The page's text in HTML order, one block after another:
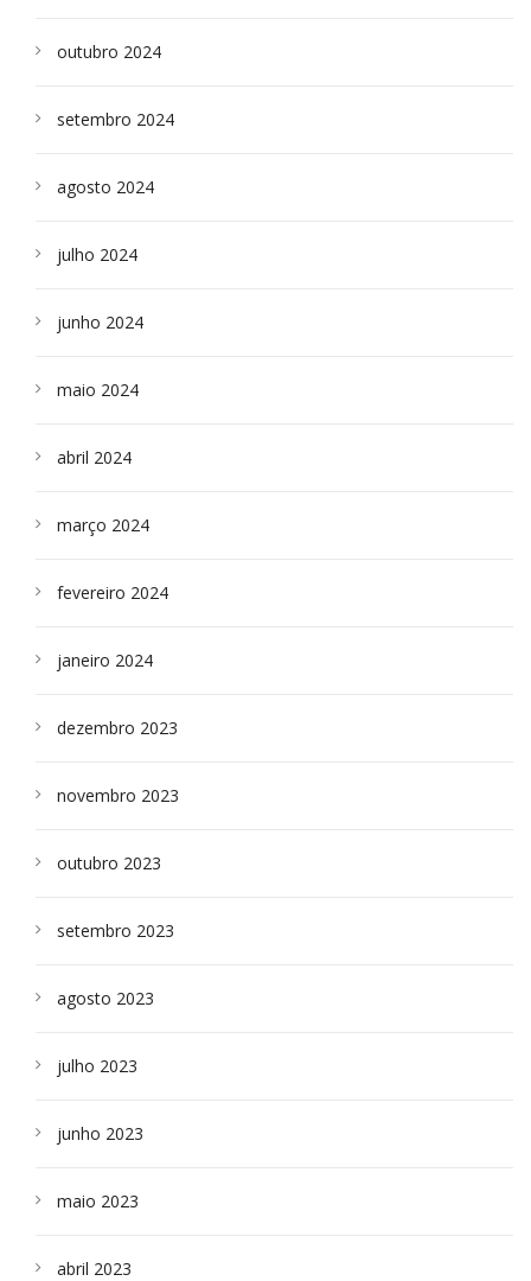
outubro 2024
setembro 2024
agosto 2024
julho 2024
junho 2024
maio 2024
abril 2024
março 2024
fevereiro 2024
janeiro 2024
dezembro 2023
novembro 2023
outubro 2023
setembro 2023
agosto 2023
julho 2023
junho 2023
maio 2023
abril 2023